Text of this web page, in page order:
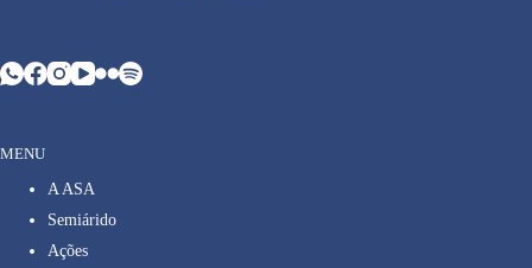
MENU
A ASA
Semiárido
Ações